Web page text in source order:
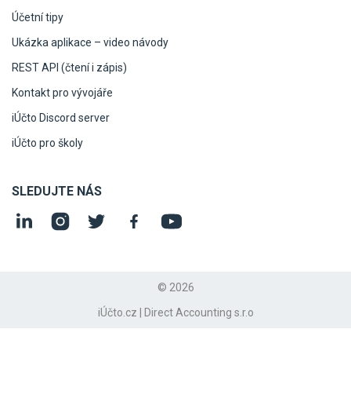
Účetní tipy
Ukázka aplikace – video návody
REST API (čtení i zápis)
Kontakt pro vývojáře
iÚčto Discord server
iÚčto pro školy
SLEDUJTE NÁS
© 2026
iÚčto.cz | Direct Accounting s.r.o